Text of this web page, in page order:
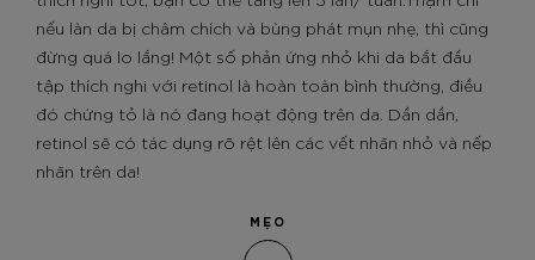
nếu làn da bị châm chích và bùng phát mụn nhẹ, thì cũng
đừng quá lo lắng! Một số phản ứng nhỏ khi da bắt đầu
tập thích nghi với retinol là hoàn toàn bình thường, điều
đó chứng tỏ là nó đang hoạt động trên da. Dần dần,
retinol sẽ có tác dụng rõ rệt lên các vết nhăn nhỏ và nếp
nhăn trên da!
MẸO